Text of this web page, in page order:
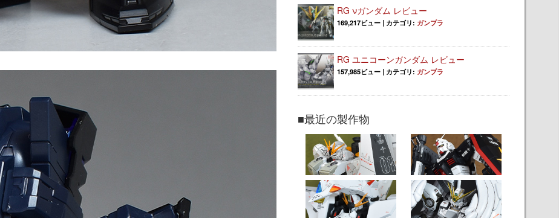
RG νガンダム レビュー
169,217ビュー | カテゴリ: ガンプラ
RG ユニコーンガンダム レビュー
157,985ビュー | カテゴリ: ガンプラ
■最近の製作物